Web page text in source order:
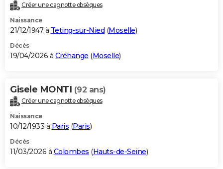
Créer une cagnotte obsèques
Naissance
21/12/1947 à Teting-sur-Nied (Moselle)
Décès
19/04/2026 à Créhange (Moselle)
Gisele MONTI (92 ans)
Créer une cagnotte obsèques
Naissance
10/12/1933 à Paris (Paris)
Décès
11/03/2026 à Colombes (Hauts-de-Seine)